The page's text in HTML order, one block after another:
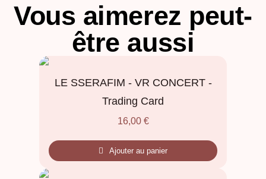
Vous aimerez peut-
être aussi
LE SSERAFIM - VR CONCERT -
Trading Card
16,00 €
Ajouter au panier